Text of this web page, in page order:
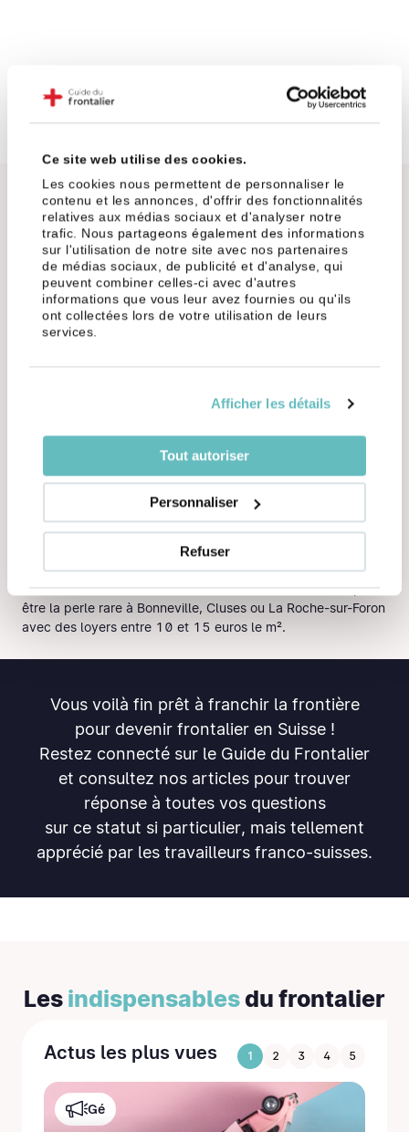
Ce site web utilise des cookies.
Les cookies nous permettent de personnaliser le
contenu et les annonces, d'offrir des fonctionnalités
relatives aux médias sociaux et d'analyser notre
trafic. Nous partageons également des informations
sur l'utilisation de notre site avec nos partenaires
de médias sociaux, de publicité et d'analyse, qui
peuvent combiner celles-ci avec d'autres
informations que vous leur avez fournies ou qu'ils
ont collectées lors de votre utilisation de leurs
services.
Afficher les détails
Tout autoriser
Personnaliser
Refuser
Côté Haute-Savoie Dans l'Ain
Oubliez un peu les villes super prisées comme Annemasse
ou Annecy, et pensez plutôt aux espaces verts et aux
charmes de la campagne. Avec le télétravail qui s'invite
dans les pratiques, vous avez maintenant la possibilité de
chercher un logement un peu plus éloigné de la frontière
le boulot, Thonon-les-Bains et Évian-les-Bains sont des
Pour un quotidien qui sent bon l'air frais des montagnes et
Chablais, Neuvecelle ou encore Lugrin vous offrent une
qualité de vie très agréable, sans vous ruiner.
En cherchant dans la vallée de l'Arve, vous dénicherez peut-
être la perle rare à Bonneville, Cluses ou La Roche-sur-Foron
avec des loyers entre 10 et 15 euros le m².
Vous voilà fin prêt à franchir la frontière
pour devenir frontalier en Suisse !
Restez connecté sur le Guide du Frontalier
et consultez nos articles pour trouver
réponse à toutes vos questions
sur ce statut si particulier, mais tellement
apprécié par les travailleurs franco-suisses.
Les indispensables du frontalier
Actus les plus vues 1 2 3 4 5
Gé